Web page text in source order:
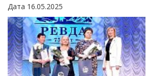
Дата 16.05.2025